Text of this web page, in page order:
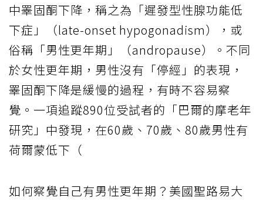
中睪固酮下降，稱之為「遲發型性腺功能低
下症」（late-onset hypogonadism），或
俗稱「男性更年期」（andropause）。不同
於女性更年期，男性沒有「停經」的表現，
睪固酮下降是緩慢的過程，有時不容易察
覺。一項追蹤890位受試者的「巴爾的摩老年
研究」中發現，在60歲、70歲、80歲男性有
荷爾蒙低下（
如何察覺自己有男性更年期？美國聖路易大